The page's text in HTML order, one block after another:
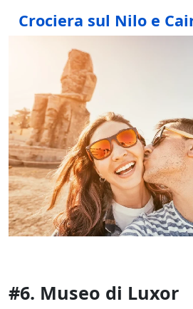
Crociera sul Nilo e
#6. Museo di Luxor